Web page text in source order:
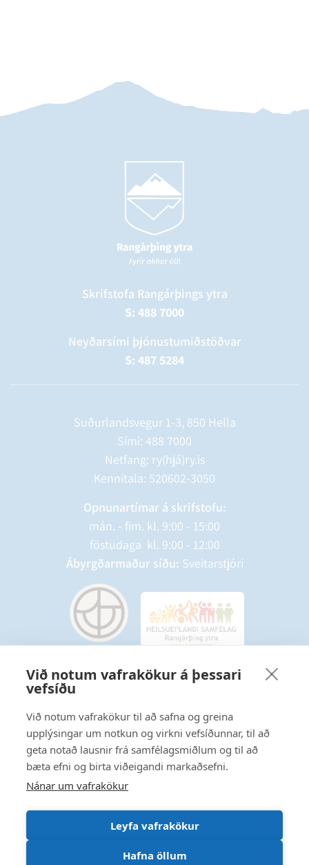
Við notum vafrakökur á þessari
vefsíðu
Við notum vafrakökur til að safna og greina
upplýsingar um notkun og virkni vefsíðunnar, til að
geta notað lausnir frá samfélagsmiðlum og til að
bæta efni og birta viðeigandi markaðsefni.
Nánar um vafrakökur
Leyfa vafrakökur
Hafna öllum
Skrifstofa Rangárþings ytra
S: 488 7000
Neyðarsími þjónustumiðstöðvar
S: 487 5284
Suðurlandsvegur 1-3, 850 Hella
Sími: 488 7000
Netfang: ry(hjá)ry.is
Kennitala: 520602-3050
Opnunartímar á skrifstofu:
mán. - fim. kl. 9:00 - 15:00
föstudaga kl. 9:00 - 12:00
Ábyrgðarmaður síðu: Sveitarstjóri
Starfsmannavefur
Hafðu samband
Ritstjórnarstefna
Fylgstu með á Facebook